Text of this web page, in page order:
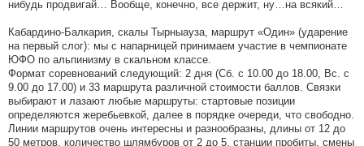
нибудь продвигай… Вообще, конечно, все держит, ну…на всякий…
Кабардино-Балкария, скалы Тырныауза, маршрут «Один» (ударение
на первый слог): мы с напарницей принимаем участие в чемпионате
ЮФО по альпинизму в скальном классе.
Формат соревнований следующий: 2 дня (Сб. с 10.00 до 18.00, Вс. с
9.00 до 17.00) и 33 маршрута различной стоимости баллов. Связки
выбирают и лазают любые маршруты: стартовые позиции
определяются жеребьевкой, далее в порядке очереди, что свободно.
Линии маршрутов очень интересны и разнообразны, длины от 12 до
50 метров, количество шлямбуров от 2 до 5, станции пробиты, смены